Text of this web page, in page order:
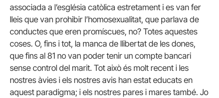
associada a l’església catòlica estretament i es van fer
lleis que van prohibir l’homosexualitat, que parlava de
conductes que eren promíscues, no? Totes aquestes
coses. O, fins i tot, la manca de llibertat de les dones,
que fins al 81 no van poder tenir un compte bancari
sense control del marit. Tot això és molt recent i les
nostres àvies i els nostres avis han estat educats en
aquest paradigma; i els nostres pares i mares també. Jo